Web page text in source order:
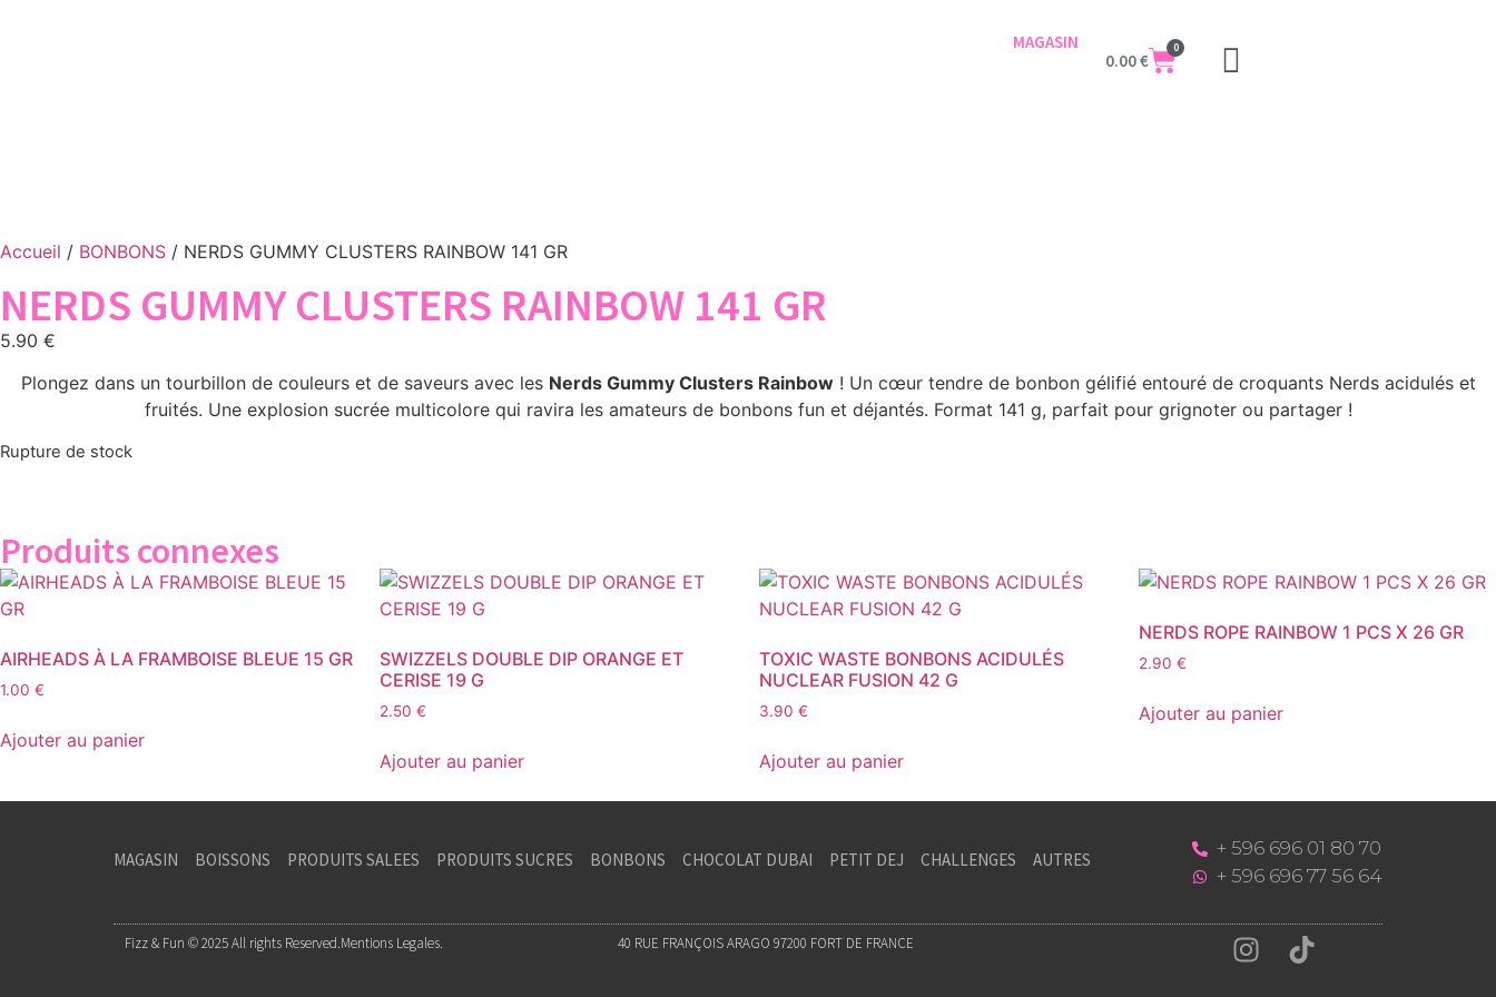
MAGASIN
0.00€
0
Accueil / BONBONS / NERDS GUMMY CLUSTERS RAINBOW 141 GR
NERDS GUMMY CLUSTERS RAINBOW 141 GR
5.90 €
Plongez dans un tourbillon de couleurs et de saveurs avec les Nerds Gummy Clusters Rainbow! Un cœur tendre de bonbon gélifié entouré de croquants Nerds acidulés et
fruités. Une explosion sucrée multicolore qui ravira les amateurs de bonbons fun et déjantés. Format 141 g, parfait pour grignoter ou partager !
Rupture de stock
Produits connexes
AIRHEADS À LA FRAMBOISE BLEUE 15 GR
1.00 €
Ajouter au panier
SWIZZELS DOUBLE DIP ORANGE ET
CERISE 19 G
2.50 €
Ajouter au panier
TOXIC WASTE BONBONS ACIDULÉS
NUCLEAR FUSION 42 G
3.90 €
Ajouter au panier
NERDS ROPE RAINBOW 1 PCS X 26 GR
2.90 €
Ajouter au panier
MAGASIN BOISSONS PRODUITS SALEES PRODUITS SUCRES BONBONS CHOCOLAT DUBAI PETIT DEJ CHALLENGES AUTRES
+ 596 696 01 80 70
+ 596 696 77 56 64
Fizz & Fun © 2025 All rights Reserved.Mentions Legales. 40 RUE FRANÇOIS ARAGO 97200 FORT DE FRANCE